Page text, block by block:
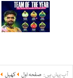
آپ یہاں ہیں: صفحہ اول کھیل